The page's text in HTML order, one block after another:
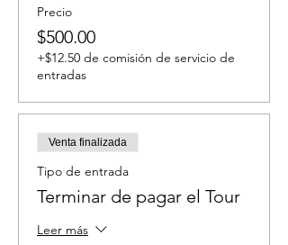
Precio
$500.00
+$12.50 de comisión de servicio de
entradas
Venta finalizada
Tipo de entrada
Terminar de pagar el Tour
Leer más